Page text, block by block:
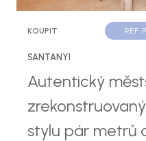
KOUPIT REF.
SANTANYI
Autentický
stylu pár metrů